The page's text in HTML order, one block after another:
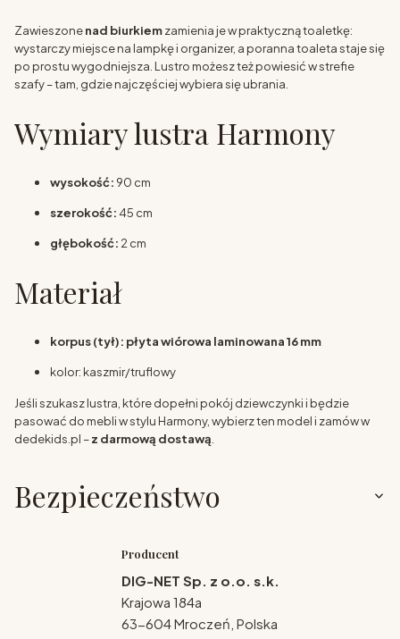
Zawieszonenad biurkiemzamienia je w praktyczną toaletkę:
wystarczy miejsce na lampkę i organizer, a poranna toaleta staje się
po prostu wygodniejsza. Lustro możesz też powiesić w strefie
szafy – tam, gdzie najczęściej wybiera się ubrania.
Wymiary lustra Harmony
wysokość: 90 cm
szerokość: 45 cm
głębokość: 2 cm
Materiał
korpus (tył): płyta wiórowa laminowana 16 mm
kolor: kaszmir/truflowy
Jeśli szukasz lustra, które dopełni pokój dziewczynki i będzie
pasować do mebli w stylu Harmony, wybierz ten model i zamów w
dedekids.pl –z darmową dostawą.
Bezpieczeństwo
Producent
DIG-NET Sp. z o.o. s.k.
Krajowa 184a
63-604 Mroczeń, Polska